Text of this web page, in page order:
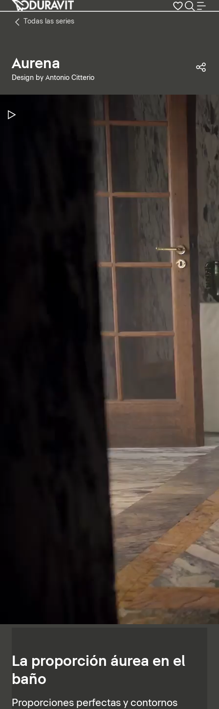
Todas las series
Aurena
Design by Antonio Citterio
Pausar vídeo
La proporción áurea en el
baño
Proporciones perfectas y contornos